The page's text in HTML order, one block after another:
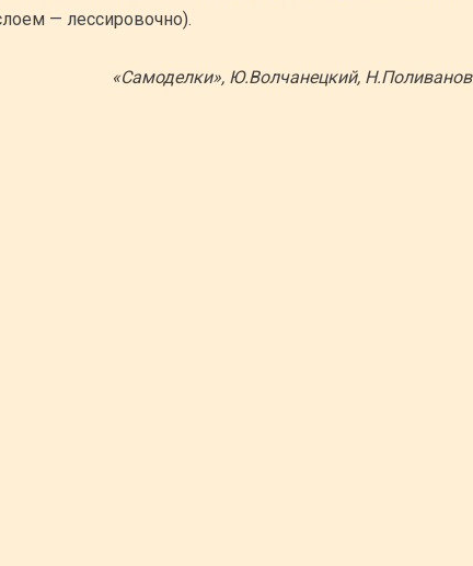
— лессировочно).
«Самоделки», Ю.Волчанецкий, Н.Поливанов